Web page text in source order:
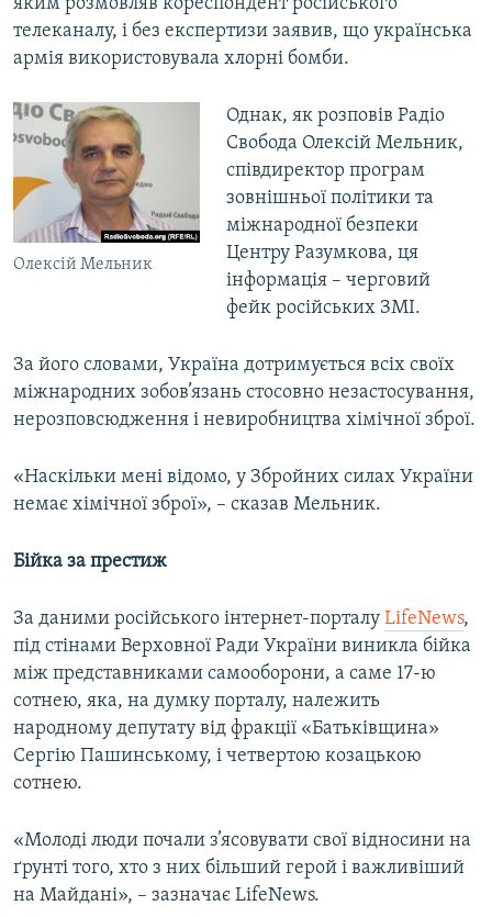
яким розмовляв кореспондент російського
телеканалу, і без експертизи заявив, що українська
армія використовувала хлорні бомби.
Олексій Мельник
Однак, як розповів Радіо
Свобода Олексій Мельник,
співдиректор програм
зовнішньої політики та
міжнародної безпеки
Центру Разумкова, ця
інформація – черговий
фейк російських ЗМІ.
За його словами, Україна дотримується всіх своїх
міжнародних зобов’язань стосовно незастосування,
нерозповсюдження і невиробництва хімічної зброї.
«Наскільки мені відомо, у Збройних силах України
немає хімічної зброї», – сказав Мельник.
Бійка за престиж
За даними російського інтернет-порталу LifeNews,
під стінами Верховної Ради України виникла бійка
між представниками самооборони, а саме 17-ю
сотнею, яка, на думку порталу, належить
народному депутату від фракції «Батьківщина»
Сергію Пашинському, і четвертою козацькою
сотнею.
«Молоді люди почали з’ясовувати свої відносини на
ґрунті того, хто з них більший герой і важливіший
на Майдані», – зазначає LifeNews.